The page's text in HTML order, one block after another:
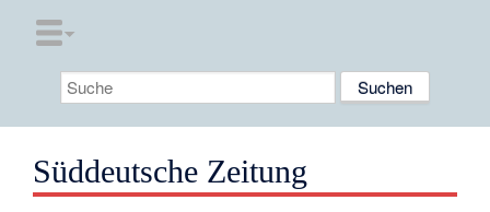
Süddeutsche Zeitung